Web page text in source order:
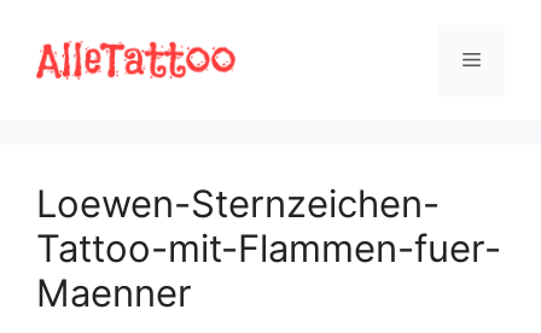
Inhalt
springen
Menü
Loewen-Sternzeichen-
Tattoo-mit-Flammen-fuer-
Maenner